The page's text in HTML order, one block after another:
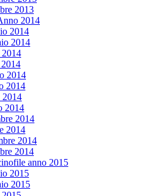
2013
2014
2014
2014
2014
2014
2014
2014
2014
2014
2014
anno 2015
2015
2015